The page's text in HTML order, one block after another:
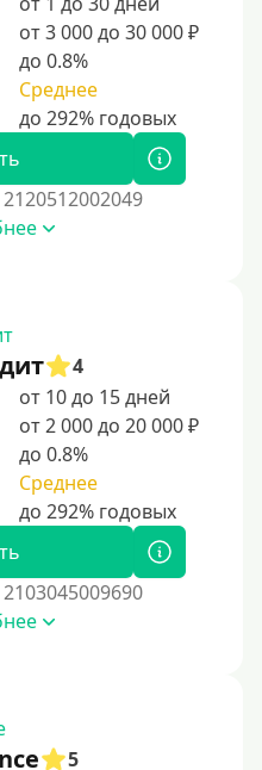
от 3 000 до 30 000 ₽
до 0.8%
Среднее
4
от 10 до 15 дней
от 2 000 до 20 000 ₽
до 0.8%
Среднее
5